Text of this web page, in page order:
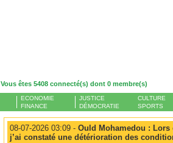
Vous êtes 5408 connecté(s) dont 0 membre(s)
ECONOMIE
FINANCE
JUSTICE
DÉMOCRATIE
CULTURE
SPORTS
08-07-2026 03:09 - Ould Mohamedou :
j’ai constaté une détérioration des